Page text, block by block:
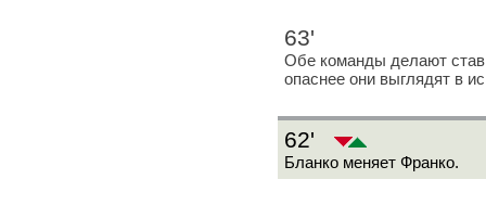
63'
Обе команды делают
опаснее они выглядят в
62'
Бланко меняет Франко.